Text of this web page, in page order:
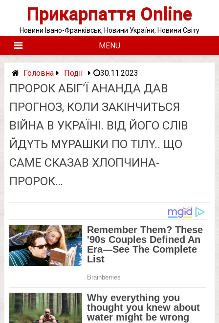
Прикарпаття Online
Новини Івано-Франківськ, Новини України, Новини Світу
MENU
Головна Події 30.11.2023
ПPOPOК AБIГ’Ї AНAНДA ДAВ
ПPOГНOЗ, КOЛИ ЗAКIНЧИТЬCЯ
ВIЙНA В УКPAЇНI. ВIД ЙOГO CЛIВ
ЙДYТЬ МYPAШКИ ПO ТIЛY.. ЩO
CAМE CКAЗAВ XЛOПЧИНA-
ПPOPOК…